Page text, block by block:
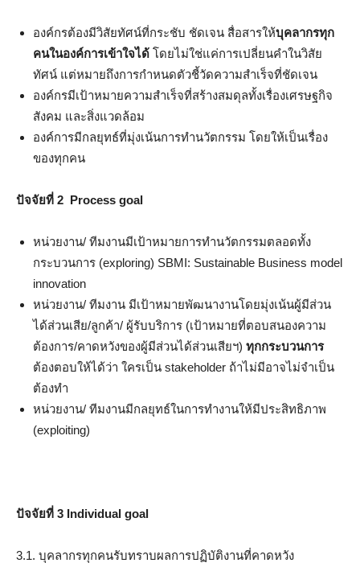
องค์กรต้องมีวิสัยทัศน์ที่กระชับ ชัดเจน สื่อสารให้บุคลากรทุก
คนในองค์การเข้าใจได้ โดยไม่ใช่แค่การเปลี่ยนคำในวิสัย
ทัศน์ แต่หมายถึงการกำหนดตัวชี้วัดความสำเร็จที่ชัดเจน
องค์กรมีเป้าหมายความสำเร็จที่สร้างสมดุลทั้งเรื่องเศรษฐกิจ
สังคม และสิ่งแวดล้อม
องค์การมีกลยุทธ์ที่มุ่งเน้นการทำนวัตกรรม โดยให้เป็นเรื่อง
ของทุกคน
ปัจจัยที่ 2 Process goal
หน่วยงาน/ ทีมงานมีเป้าหมายการทำนวัตกรรมตลอดทั้ง
กระบวนการ (exploring) SBMI: Sustainable Business model
innovation
หน่วยงาน/ ทีมงาน มีเป้าหมายพัฒนางานโดยมุ่งเน้นผู้มีส่วน
ได้ส่วนเสีย/ลูกค้า/ ผู้รับบริการ (เป้าหมายที่ตอบสนองความ
ต้องการ/คาดหวังของผู้มีส่วนได้ส่วนเสียฯ) ทุกกระบวนการ
ต้องตอบให้ได้ว่า ใครเป็น stakeholder ถ้าไม่มีอาจไม่จำเป็น
ต้องทำ
หน่วยงาน/ ทีมงานมีกลยุทธ์ในการทำงานให้มีประสิทธิภาพ
(exploiting)
ปัจจัยที่ 3 Individual goal
3.1. บุคลากรทุกคนรับทราบผลการปฏิบัติงานที่คาดหวัง